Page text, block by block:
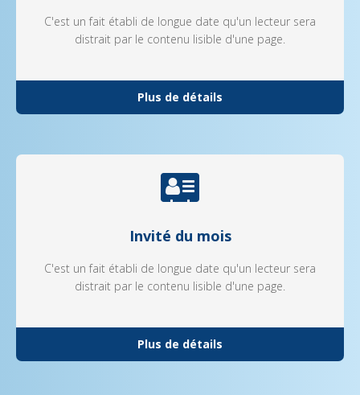
C'est un fait établi de longue date qu'un lecteur sera
distrait par le contenu lisible d'une page.
Plus de détails
Invité du mois
C'est un fait établi de longue date qu'un lecteur sera
distrait par le contenu lisible d'une page.
Plus de détails